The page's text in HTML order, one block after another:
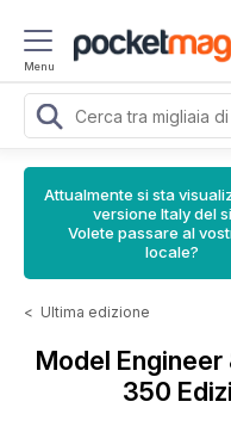
Menu
Attualmente si sta
versione Italy del
Volete passare al
locale?
< Ultima edizione
Model
350